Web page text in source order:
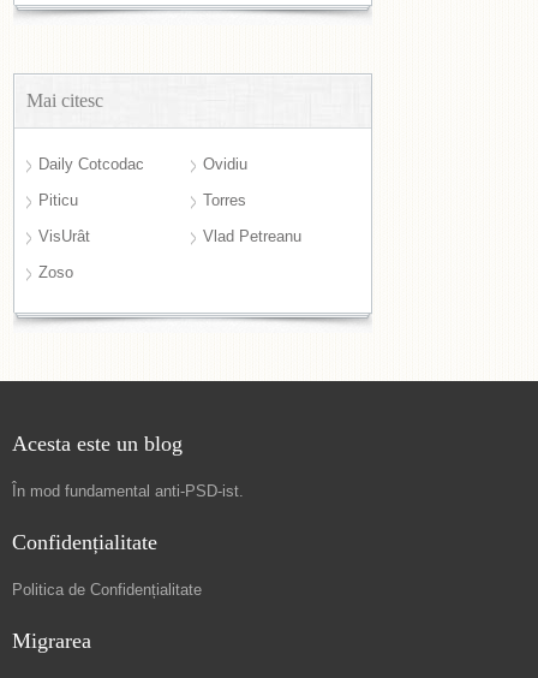
Mai citesc
Daily Cotcodac
Ovidiu
Piticu
Torres
VisUrât
Vlad Petreanu
Zoso
Acesta este un blog
În mod fundamental anti-PSD-ist.
Confidențialitate
Politica de Confidențialitate
Migrarea